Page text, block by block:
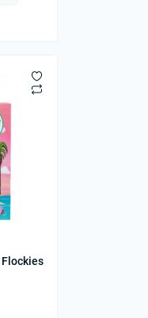
Flockies